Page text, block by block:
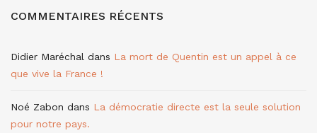
COMMENTAIRES RÉCENTS
Didier Maréchal dans La mort de Quentin est un appel à ce
que vive la France !
Noé Zabon dans La démocratie directe est la seule solution
pour notre pays.